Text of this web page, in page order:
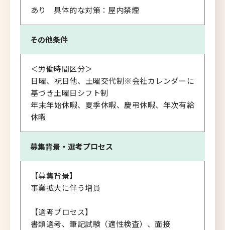
あり 具体的な対策：屋内禁煙
その他条件
＜労働時間区分＞
日曜、祝日他、土曜交代制※会社カレンダーに
基づき土曜日シフト制
年末年始休暇、夏季休暇、慶弔休暇、年次有給
休暇
募集背景・ 選考プロセス
【募集背景】
事業拡大に伴う増員
【選考プロセス】
書類選考、筆記試験（適性検査）、面接